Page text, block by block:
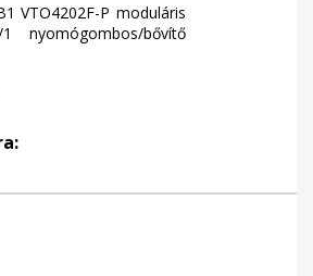
VTO4202F-P moduláris
nyomógombos/bővítő